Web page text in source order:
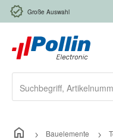
Zum Hauptinhalt springen
Große Auswahl
Bauelemente